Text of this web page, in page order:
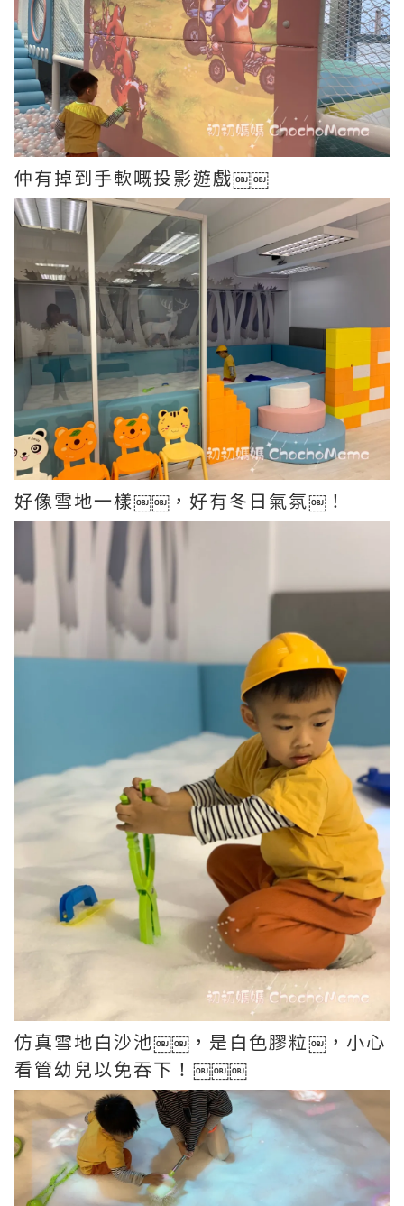
仲有掉到手軟嘅投影遊戲￼￼
好像雪地一樣￼￼，好有冬日氣氛￼！
仿真雪地白沙池￼￼，是白色膠粒￼，小心
看管幼兒以免吞下！￼￼￼